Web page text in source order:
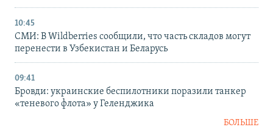
10:45
СМИ: В Wildberries сообщили, что часть складов могут
перенести в Узбекистан и Беларусь
09:41
Бровди: украинские беспилотники поразили танкер
«теневого флота» у Геленджика
БОЛЬШЕ